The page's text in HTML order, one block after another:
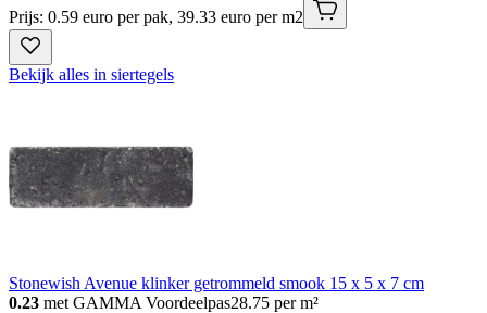
Prijs: 0.59 euro per pak, 39.33 euro per m2
Bekijk alles in siertegels
Stonewish Avenue klinker getrommeld smook 15 x 5 x 7 cm
0.23 met GAMMA Voordeelpas28.75 per m²